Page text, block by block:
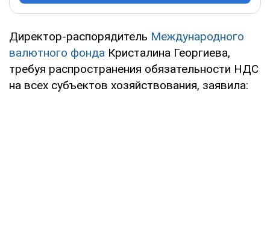
Директор-распорядитель Международного
валютного фонда Кристалина Георгиева,
требуя распространения обязательности НДС
на всех субъектов хозяйствования, заявила: